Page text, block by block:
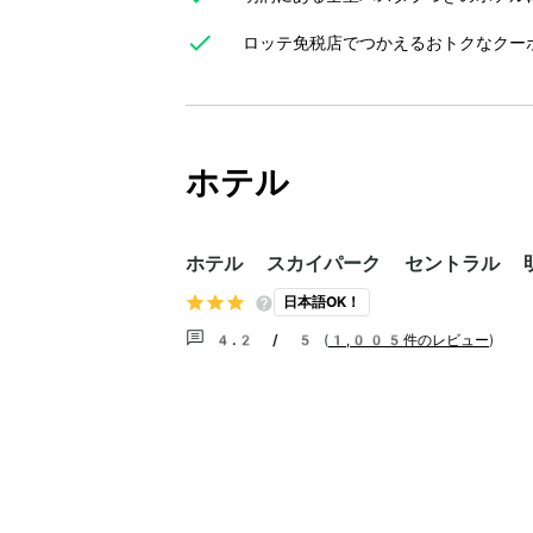
ロッテ免税店でつかえるおトクなク
ホテル
ホテル スカイパーク セントラル
日本語OK！
4.2 / 5 ( 1,005件のレビュー)